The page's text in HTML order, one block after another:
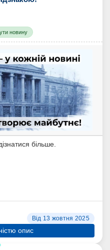
новину
більше.
Від 13 жовтня 2025
опис